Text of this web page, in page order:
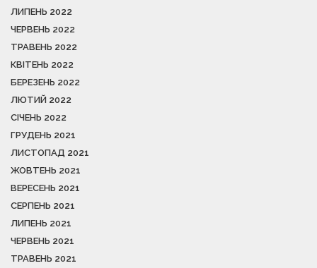
ЛИПЕНЬ 2022
ЧЕРВЕНЬ 2022
ТРАВЕНЬ 2022
КВІТЕНЬ 2022
БЕРЕЗЕНЬ 2022
ЛЮТИЙ 2022
СІЧЕНЬ 2022
ГРУДЕНЬ 2021
ЛИСТОПАД 2021
ЖОВТЕНЬ 2021
ВЕРЕСЕНЬ 2021
СЕРПЕНЬ 2021
ЛИПЕНЬ 2021
ЧЕРВЕНЬ 2021
ТРАВЕНЬ 2021